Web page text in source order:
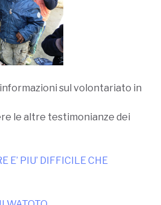
sul volontariato in
le altre testimonianze dei
E’ PIU’ DIFFICILE CHE